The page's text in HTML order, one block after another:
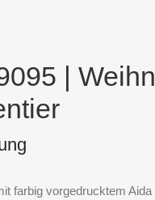
|
farbig vorgedrucktem